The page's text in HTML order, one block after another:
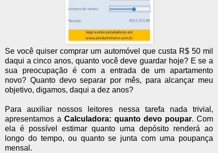
Se você quiser comprar um automóvel que custa R$ 50 mil
daqui a cinco anos, quanto você deve guardar hoje? E se a
sua preocupação é com a entrada de um apartamento
novo? Quanto devo separar por mês, para alcançar meu
objetivo, digamos, daqui a dez anos?
Para auxiliar nossos leitores nessa tarefa nada trivial,
apresentamos a Calculadora: quanto devo poupar. Com
ela é possível estimar quanto uma depósito renderá ao
longo do tempo, ou quanto se junta com uma poupança
mensal.